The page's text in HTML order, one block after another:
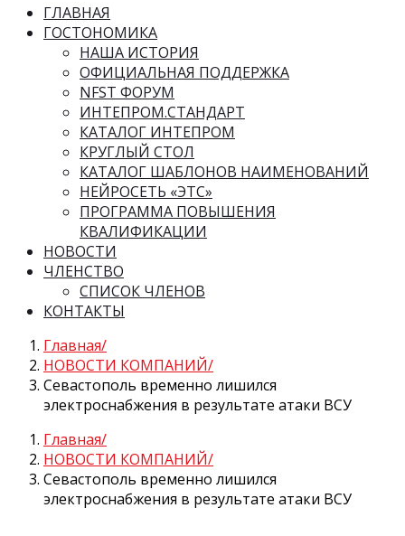
ГЛАВНАЯ
ГОСТОНОМИКА
НАША ИСТОРИЯ
ОФИЦИАЛЬНАЯ ПОДДЕРЖКА
NFST ФОРУМ
ИНТЕПРОМ.СТАНДАРТ
КАТАЛОГ ИНТЕПРОМ
КРУГЛЫЙ СТОЛ
КАТАЛОГ ШАБЛОНОВ НАИМЕНОВАНИЙ
НЕЙРОСЕТЬ «ЭТС»
ПРОГРАММА ПОВЫШЕНИЯ
КВАЛИФИКАЦИИ
НОВОСТИ
ЧЛЕНСТВО
СПИСОК ЧЛЕНОВ
КОНТАКТЫ
Главная
НОВОСТИ КОМПАНИЙ
Севастополь временно лишился
электроснабжения в результате атаки ВСУ
Главная
НОВОСТИ КОМПАНИЙ
Севастополь временно лишился
электроснабжения в результате атаки ВСУ